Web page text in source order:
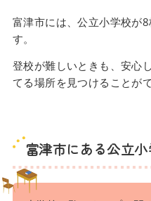
富津市には、公立小学校が
す。
登校が難しいときも、安心
てる場所を見つけることがで
富津市にある公立